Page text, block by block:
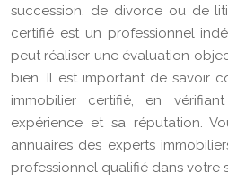
succession, de divorce ou de
certifié est un professionnel
peut réaliser une évaluation
bien. Il est important de savoir
immobilier certifié, en
expérience et sa réputation.
annuaires des experts
professionnel qualifié dans votre